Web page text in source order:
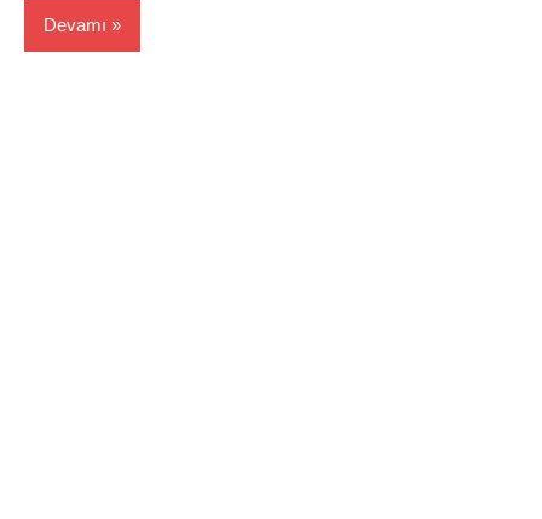
Devamı